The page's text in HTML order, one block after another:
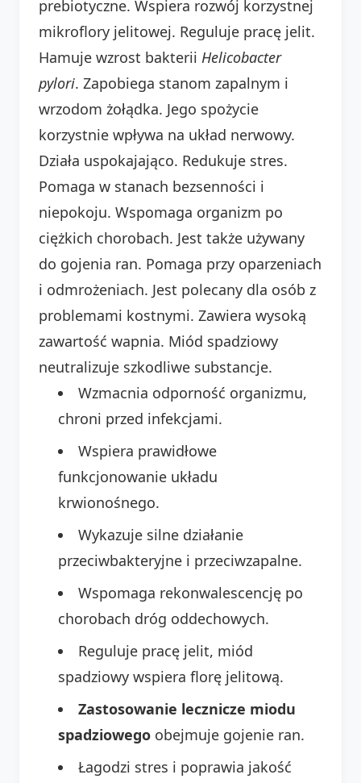
prebiotyczne. Wspiera rozwój korzystnej
mikroflory jelitowej. Reguluje pracę jelit.
Hamuje wzrost bakterii Helicobacter
pylori. Zapobiega stanom zapalnym i
wrzodom żołądka. Jego spożycie
korzystnie wpływa na układ nerwowy.
Działa uspokajająco. Redukuje stres.
Pomaga w stanach bezsenności i
niepokoju. Wspomaga organizm po
ciężkich chorobach. Jest także używany
do gojenia ran. Pomaga przy oparzeniach
i odmrożeniach. Jest polecany dla osób z
problemami kostnymi. Zawiera wysoką
zawartość wapnia. Miód spadziowy
neutralizuje szkodliwe substancje.
Wzmacnia odporność organizmu,
chroni przed infekcjami.
Wspiera prawidłowe
funkcjonowanie układu
krwionośnego.
Wykazuje silne działanie
przeciwbakteryjne i przeciwzapalne.
Wspomaga rekonwalescencję po
chorobach dróg oddechowych.
Reguluje pracę jelit, miód
spadziowy wspiera florę jelitową.
Zastosowanie lecznicze miodu
spadziowego obejmuje gojenie ran.
Łagodzi stres i poprawia jakość